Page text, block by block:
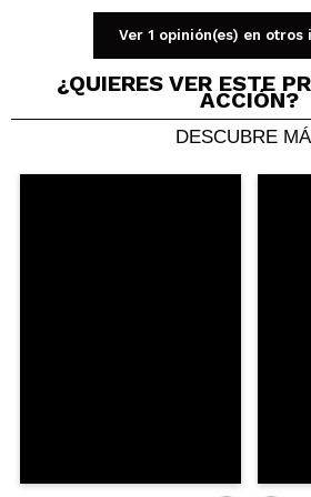
Compartir un vídeo o
Tu vídeo podría ser el primero.
Ver 1 opinión(es) en otros
¿QUIERES VER ESTE
ACCIÓN?
DESCUBRE